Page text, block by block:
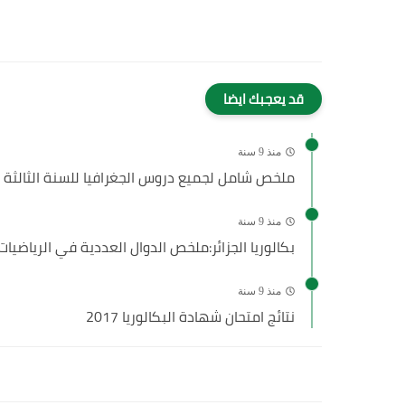
قد يعجبك ايضا
منذ 9 سنة
ملخص شامل لجميع دروس الجغرافيا للسنة
منذ 9 سنة
بكالوريا الجزائر:ملخص الدوال العددية في
منذ 9 سنة
نتائج امتحان شهادة البكالوريا 2017